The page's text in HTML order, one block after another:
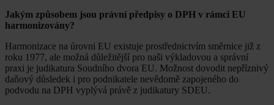
Jakým způsobem jsou právní předpisy o DPH v rámci EU
harmonizovány?
Harmonizace na úrovni EU existuje prostřednictvím směrnice již z
roku 1977, ale možná důležitější pro naši výkladovou a správní
praxi je judikatura Soudního dvora EU. Možnost dovodit nepříznivý
daňový důsledek i pro podnikatele nevědomě zapojeného do
podvodu na DPH vyplývá právě z judikatury SDEU.